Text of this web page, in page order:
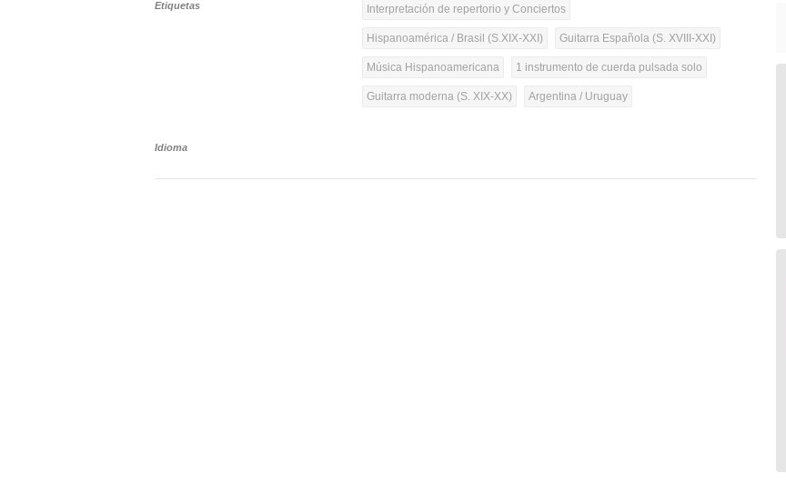
Etiquetas Interpretación de repertorio y Conciertos
Hispanoamérica / Brasil (S.XIX-XXI) Guitarra Española (S. XVIII-XXI)
Música Hispanoamericana 1 instrumento de cuerda pulsada solo
Guitarra moderna (S. XIX-XX) Argentina / Uruguay
Idioma